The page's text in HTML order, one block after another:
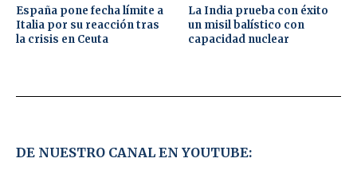
España pone fecha límite a
Italia por su reacción tras
la crisis en Ceuta
La India prueba con éxito
un misil balístico con
capacidad nuclear
DE NUESTRO CANAL EN YOUTUBE: